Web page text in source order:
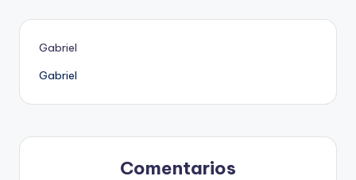
Gabriel
Gabriel
Comentarios